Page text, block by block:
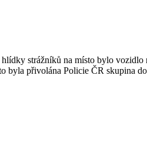
strážníků na místo bylo vozidlo
byla přivolána Policie ČR skupina